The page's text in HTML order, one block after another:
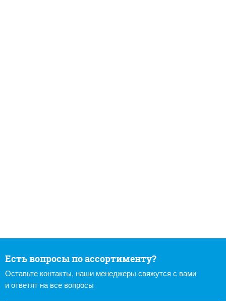
Есть вопросы по ассортименту?
Оставьте контакты, наши менеджеры свяжутся с вами
и ответят на все вопросы